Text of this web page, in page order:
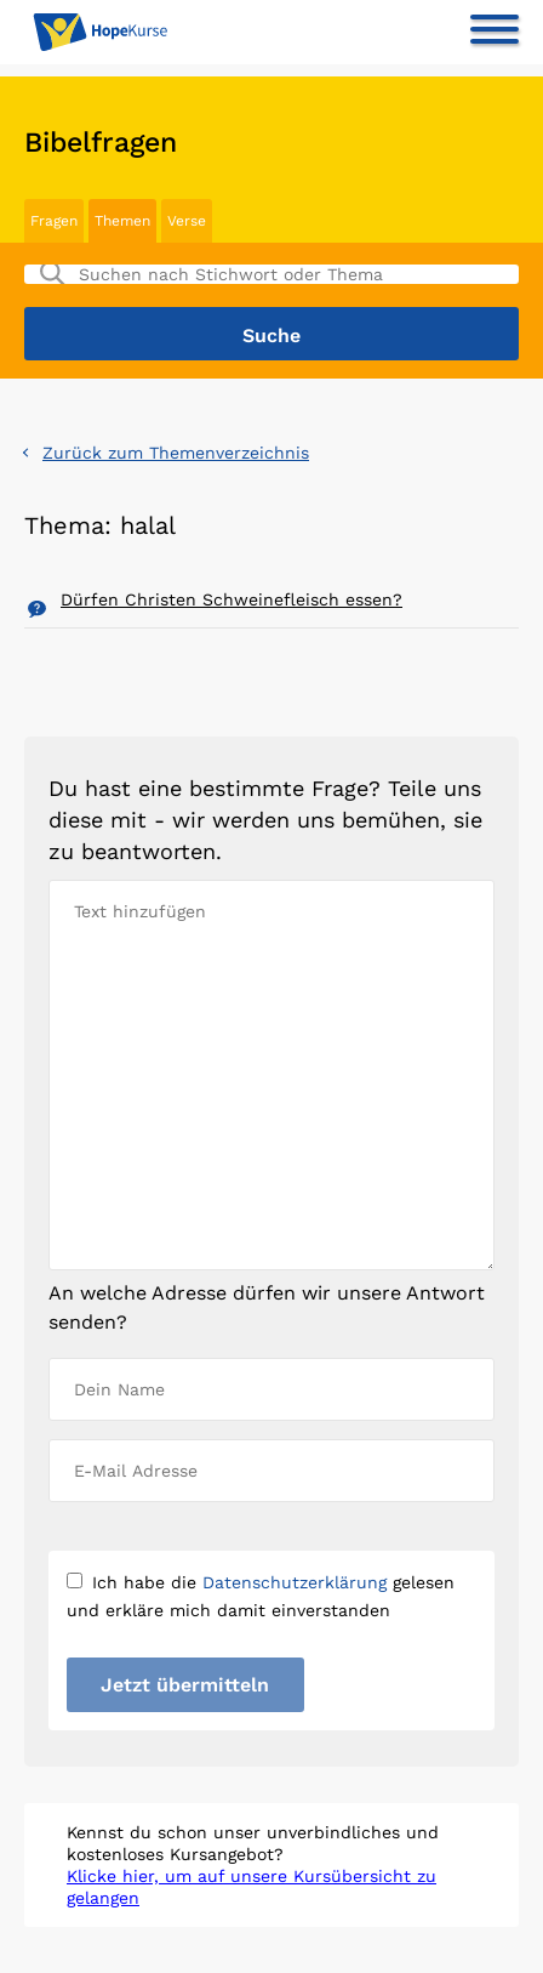
Bibelfragen
Fragen Themen Verse
Zurück zum Themenverzeichnis
Thema: halal
Dürfen Christen Schweinefleisch essen?
Du hast eine bestimmte Frage? Teile uns
diese mit - wir werden uns bemühen, sie
zu beantworten.
An welche Adresse dürfen wir unsere Antwort
senden?
Ich habe die Datenschutzerklärunggelesen
und erkläre mich damit einverstanden
Jetzt übermitteln
Kennst du schon unser unverbindliches und
kostenloses Kursangebot?
Klicke hier, um auf unsere Kursübersicht zu
gelangen